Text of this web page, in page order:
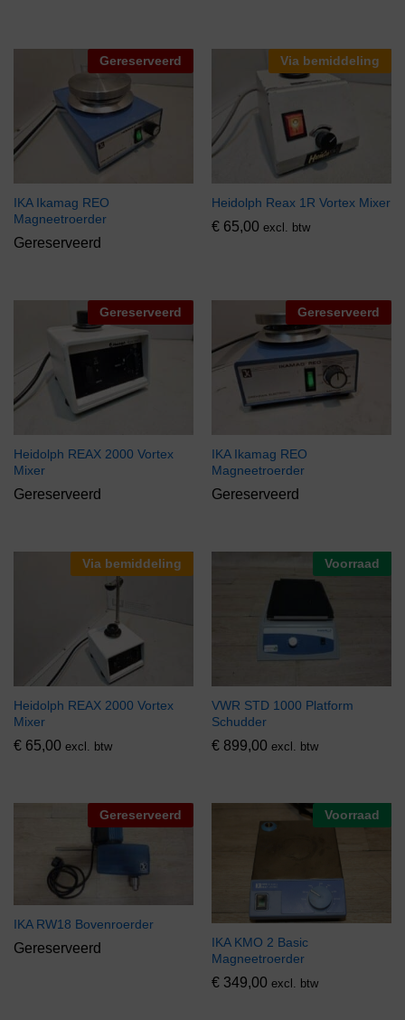
Gereserveerd
IKA Ikamag REO
Magneetroerder
Gereserveerd
Via bemiddeling
Heidolph Reax 1R Vortex Mixer
€ 65,00 excl. btw
Gereserveerd
Heidolph REAX 2000 Vortex
Mixer
Gereserveerd
Gereserveerd
IKA Ikamag REO
Magneetroerder
Gereserveerd
Via bemiddeling
Heidolph REAX 2000 Vortex
Mixer
€ 65,00 excl. btw
Voorraad
VWR STD 1000 Platform
Schudder
€ 899,00 excl. btw
Gereserveerd
IKA RW18 Bovenroerder
Gereserveerd
Voorraad
IKA KMO 2 Basic
Magneetroerder
€ 349,00 excl. btw